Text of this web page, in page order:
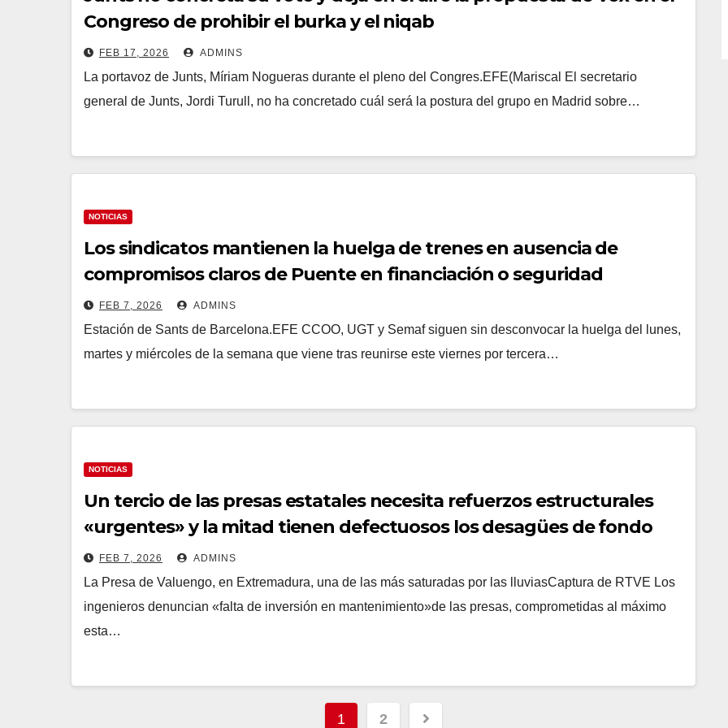
Congreso de prohibir el burka y el niqab
FEB 17, 2026 ADMINS
La portavoz de Junts, Míriam Nogueras durante el pleno del Congres.EFE(Mariscal El secretario
general de Junts, Jordi Turull, no ha concretado cuál será la postura del grupo en Madrid sobre…
NOTICIAS
Los sindicatos mantienen la huelga de trenes en ausencia de
compromisos claros de Puente en financiación o seguridad
FEB 7, 2026 ADMINS
Estación de Sants de Barcelona.EFE CCOO, UGT y Semaf siguen sin desconvocar la huelga del lunes,
martes y miércoles de la semana que viene tras reunirse este viernes por tercera…
NOTICIAS
Un tercio de las presas estatales necesita refuerzos estructurales
«urgentes» y la mitad tienen defectuosos los desagües de fondo
FEB 7, 2026 ADMINS
La Presa de Valuengo, en Extremadura, una de las más saturadas por las lluviasCaptura de RTVE Los
ingenieros denuncian «falta de inversión en mantenimiento»de las presas, comprometidas al máximo
esta…
Paginación
1 2